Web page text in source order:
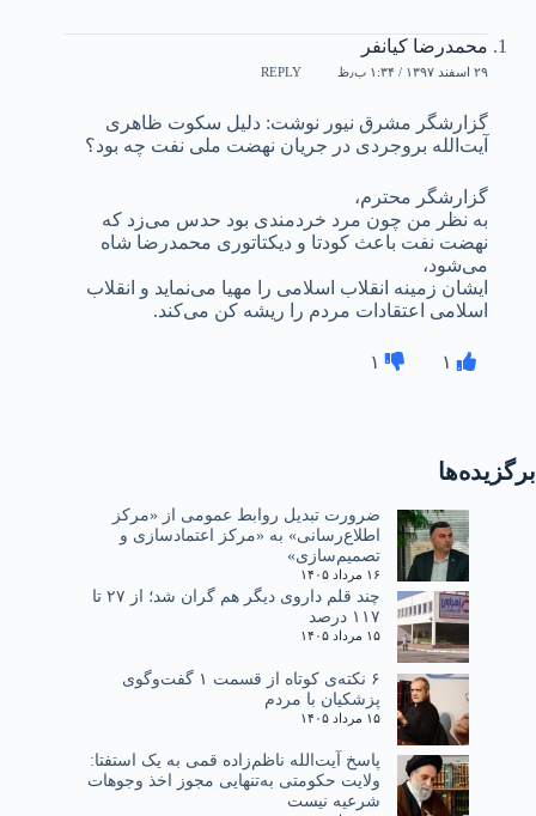
محمدرضا کیانفر
۲۹ اسفند ۱۳۹۷ / ۱:۳۴ ب٫ظ REPLY
گزارشگر مشرق نیور نوشت: دلیل سکوت ظاهری
آیت‌الله بروجردی در جریان نهضت ملی نفت چه بود؟
گزارشگر محترم،
به نظر من چون مرد خردمندی بود حدس می‌زد که
نهضت نفت باعث کودتا و دیکتاتوری محمدرضا شاه
می‌شود،
ایشان زمینه انقلاب اسلامی را مهیا می‌نماید و انقلاب
اسلامی اعتقادات مردم را ریشه کن می‌کند.
۱ ۱
برگزیده‌ها
ضرورت تبدیل روابط عمومی از «مرکز
اطلاع‌رسانی» به «مرکز اعتمادسازی و
تصمیم‌سازی»
۱۶ مرداد ۱۴۰۵
چند قلم داروی دیگر هم گران شد؛ از ۲۷ تا
۱۱۷ درصد
۱۵ مرداد ۱۴۰۵
۶ نکته‌ی کوتاه از قسمت ۱ گفت‌وگوی
پزشکیان با مردم
۱۵ مرداد ۱۴۰۵
پاسخ آیت‌الله ناظم‌زاده قمی به یک استفتا:
ولایت حکومتی به‌تنهایی مجوز اخذ وجوهات
شرعیه نیست